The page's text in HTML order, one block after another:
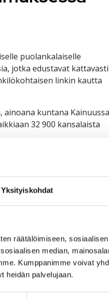
Yksityiskohdat
räätälöimiseen,
median,
Kumppanimme voivat
heidän palvelujaan.
puolankalaiselle
jotka edustavat kattavasti
linkin kautta
kuntana
32 900 kansalaista
omasta asuinkunnasta ja
kunnallisista
ensimmäisiä
kyselyn saajat
jossa on
tarjoaa meille tutkittua
vertailutietoa,
voivat osallistua matka-